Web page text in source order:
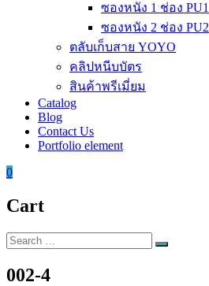
ซองหนัง 1 ช่อง PU1
ซองหนัง 2 ช่อง PU2
ตลับเก็บสาย YOYO
คลิปหนีบบัตร
สินค้าพรีเมี่ยม
Catalog
Blog
Contact Us
Portfolio element
0
Cart
Search
for:
Search
002-4